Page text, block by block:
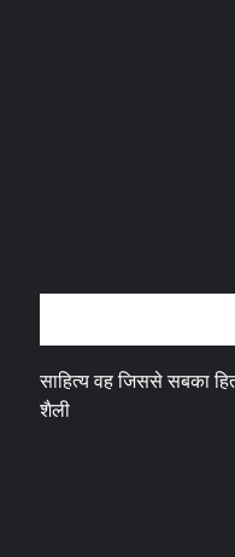
साहित्य वह जिससे सबका
शैली